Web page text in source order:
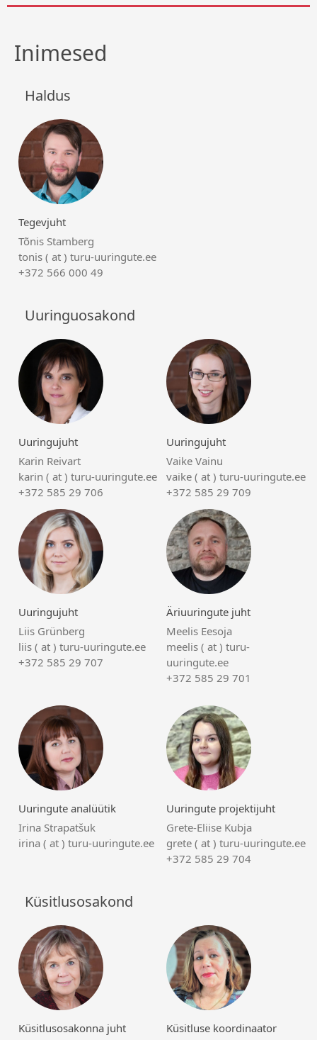
Inimesed
Haldus
Tegevjuht
Tõnis Stamberg
tonis ( at ) turu-uuringute.ee
+372 566 000 49
Uuringuosakond
Uuringujuht
Karin Reivart
karin ( at ) turu-uuringute.ee
+372 585 29 706
Uuringujuht
Vaike Vainu
vaike ( at ) turu-uuringute.ee
+372 585 29 709
Uuringujuht
Liis Grünberg
liis ( at ) turu-uuringute.ee
+372 585 29 707
Äriuuringute juht
Meelis Eesoja
meelis ( at ) turu-
uuringute.ee
+372 585 29 701
Uuringute analüütik
Irina Strapatšuk
irina ( at ) turu-uuringute.ee
Uuringute projektijuht
Grete-Eliise Kubja
grete ( at ) turu-uuringute.ee
+372 585 29 704
Küsitlusosakond
Küsitlusosakonna juht
Küsitluse koordinaator